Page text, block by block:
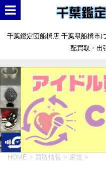
千葉鑑定団船橋店 千葉県船橋市
配買取・出
HOME > 買取情報 > 家電 >